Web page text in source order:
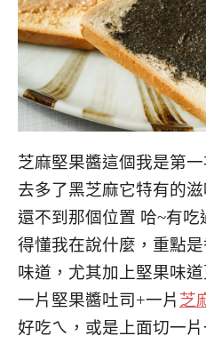
芝麻堅果醬這個我是第
去多了黑芝麻它特有的
還不到那個位置 哈~有吃
得懂我在說什麼，重點
味道，尤其加上堅果味
一片堅果醬吐司+一片 芝
好吃ㄟ，或是上面切一